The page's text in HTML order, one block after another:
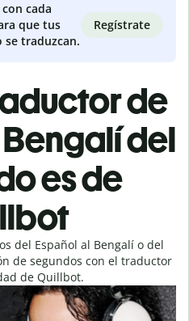
cada
que tus
se traduzcan.
Regístrate
de
del
es de
del Español al Bengalí o del
de segundos con el traductor
de Quillbot.